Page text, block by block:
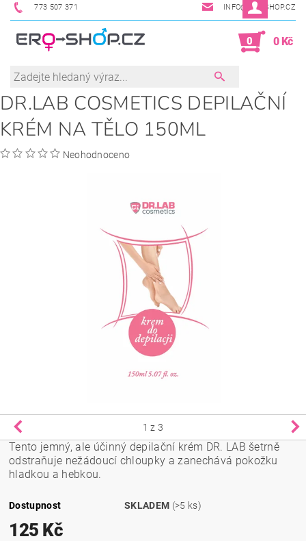
773 507 371 INFO@ERO-SHOP.CZ
0 0 Kč
DR.LAB COSMETICS DEPILAČNÍ
KRÉM NA TĚLO 150ML
Neohodnoceno
1 z 3
Tento jemný, ale účinný depilační krém DR. LAB šetrně
odstraňuje nežádoucí chloupky a zanechává pokožku
hladkou a hebkou.
Dostupnost SKLADEM (>5 ks)
125 Kč